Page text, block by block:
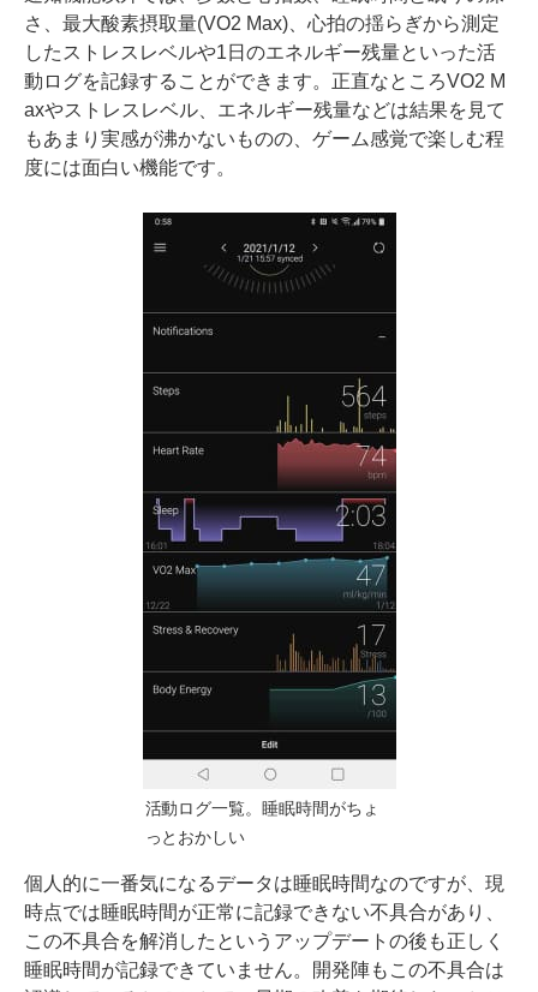
さ、最大酸素摂取量(VO2 Max)、心拍の揺らぎから測定
したストレスレベルや1日のエネルギー残量といった活
動ログを記録することができます。正直なところVO2 M
axやストレスレベル、エネルギー残量などは結果を見て
もあまり実感が沸かないものの、ゲーム感覚で楽しむ程
度には面白い機能です。
活動ログ一覧。睡眠時間がちょ
っとおかしい
個人的に一番気になるデータは睡眠時間なのですが、現
時点では睡眠時間が正常に記録できない不具合があり、
この不具合を解消したというアップデートの後も正しく
睡眠時間が記録できていません。開発陣もこの不具合は